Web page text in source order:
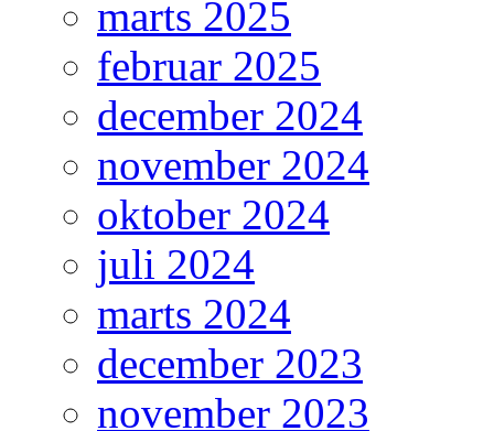
marts 2025
februar 2025
december 2024
november 2024
oktober 2024
juli 2024
marts 2024
december 2023
november 2023